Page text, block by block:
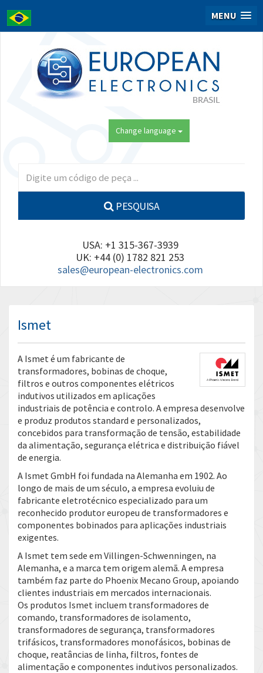
MENU
Change language
PESQUISA
USA: +1 315-367-3939
UK: +44 (0) 1782 821 253
sales@european-electronics.com
Ismet
A Ismet é um fabricante de
transformadores, bobinas de choque,
filtros e outros componentes elétricos
indutivos utilizados em aplicações
industriais de potência e controlo. A empresa desenvolve
e produz produtos standard e personalizados,
concebidos para transformação de tensão, estabilidade
da alimentação, segurança elétrica e distribuição fiável
de energia.
A Ismet GmbH foi fundada na Alemanha em 1902. Ao
longo de mais de um século, a empresa evoluiu de
fabricante eletrotécnico especializado para um
reconhecido produtor europeu de transformadores e
componentes bobinados para aplicações industriais
exigentes.
A Ismet tem sede em Villingen-Schwenningen, na
Alemanha, e a marca tem origem alemã. A empresa
também faz parte do Phoenix Mecano Group, apoiando
clientes industriais em mercados internacionais.
Os produtos Ismet incluem transformadores de
comando, transformadores de isolamento,
transformadores de segurança, transformadores
trifásicos, transformadores monofásicos, bobinas de
choque, reatâncias de linha, filtros, fontes de
alimentação e componentes indutivos personalizados.